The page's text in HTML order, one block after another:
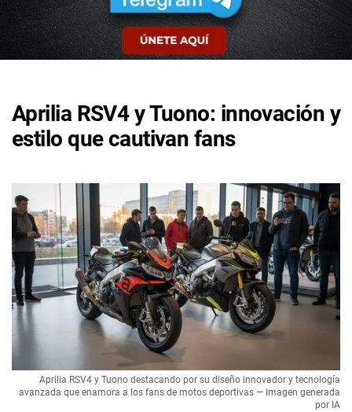
Aprilia RSV4 y Tuono: innovación y
estilo que cautivan fans
Aprilia RSV4 y Tuono destacando por su diseño innovador y tecnología
avanzada que enamora a los fans de motos deportivas — Imagen generada
por IA